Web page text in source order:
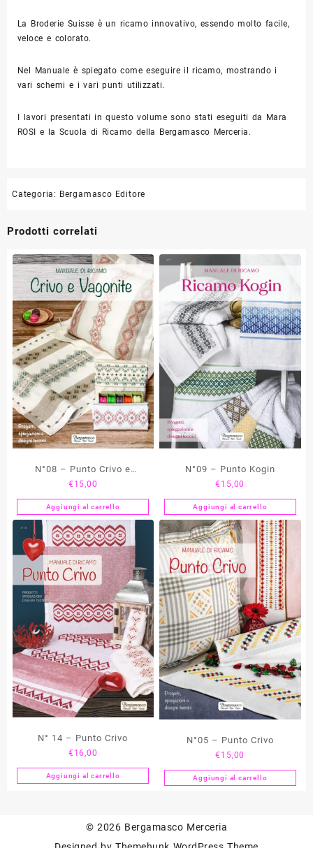
La Broderie Suisse è un ricamo innovativo, essendo molto facile,
veloce e colorato.
Nel Manuale è spiegato come eseguire il ricamo, mostrando i
vari schemi e i vari punti utilizzati.
I lavori presentati in questo volume sono stati eseguiti da Mara
ROSI e la Scuola di Ricamo della Bergamasco Merceria.
Categoria: Bergamasco Editore
Prodotti correlati
N°08 – Punto Crivo e
Vagonite
€ 15,00
Aggiungi al carrello
N°09 – Punto Kogin
€ 15,00
Aggiungi al carrello
N° 14 – Punto Crivo
€ 16,00
Aggiungi al carrello
N°05 – Punto Crivo
€ 15,00
Aggiungi al carrello
© 2026 Bergamasco Merceria